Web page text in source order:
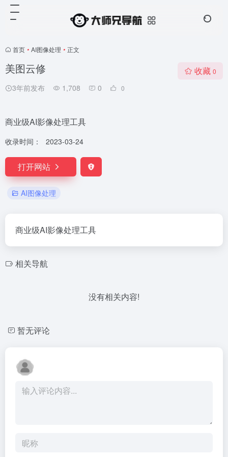
首页 • AI图像处理 • 正文
美图云修
3年前发布 1,708 0 0
收藏 0
商业级AI影像处理工具
收录时间： 2023-03-24
打开网站
AI图像处理
商业级AI影像处理工具
相关导航
没有相关内容!
暂无评论